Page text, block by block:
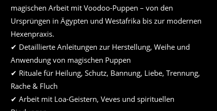
magischen Arbeit mit Voodoo-Puppen – von den
Ursprüngen in Ägypten und Westafrika bis zur modernen
Hexenpraxis.
✔ Detaillierte Anleitungen zur Herstellung, Weihe und
Anwendung von magischen Puppen
✔ Rituale für Heilung, Schutz, Bannung, Liebe, Trennung,
Rache & Fluch
✔ Arbeit mit Loa-Geistern, Veves und spirituellen